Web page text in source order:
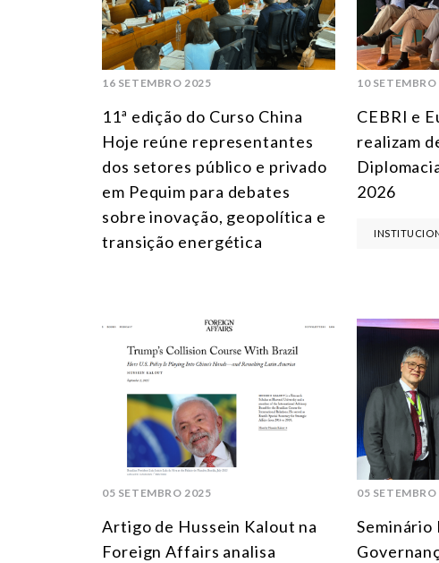
16 SETEMBRO 2025
11ª edição do Curso China
Hoje reúne representantes
dos setores público e privado
em Pequim para debates
sobre inovação, geopolítica e
transição energética
10
CEBRI e
realizam
2026
05 SETEMBRO 2025
Artigo de Hussein Kalout na
Foreign Affairs analisa
05